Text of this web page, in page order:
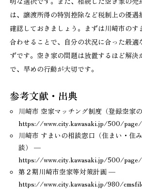
は、譲渡所得の特別控除など税制上の優遇
確認しておきましょう。まずは川崎市のす
合わせることで、自分の状況に合った最適
ずです。空き家の問題は放置するほど解決
で、早めの行動が大切です。
参考文献・出典
川崎市 空家マッチング制度（登録空家
https://www.city.kawasaki.jp/500/
川崎市 すまいの相談窓口（住まい・住
談） —
https://www.city.kawasaki.jp/500/
第２期川崎市空家等対策計画 —
https://www.city.kawasaki.jp/980/